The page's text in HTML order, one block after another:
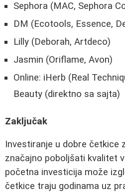
Sephora (MAC, Sephora
DM (Ecotools, Essence,
Lilly (Deborah, Artdeco)
Jasmin (Oriflame, Avon)
Online: iHerb (Real
Beauty (direktno sa sajta)
Zaključak
Investiranje u dobre četkice
značajno poboljšati kvalitet
početna investicija može
četkice traju godinama uz